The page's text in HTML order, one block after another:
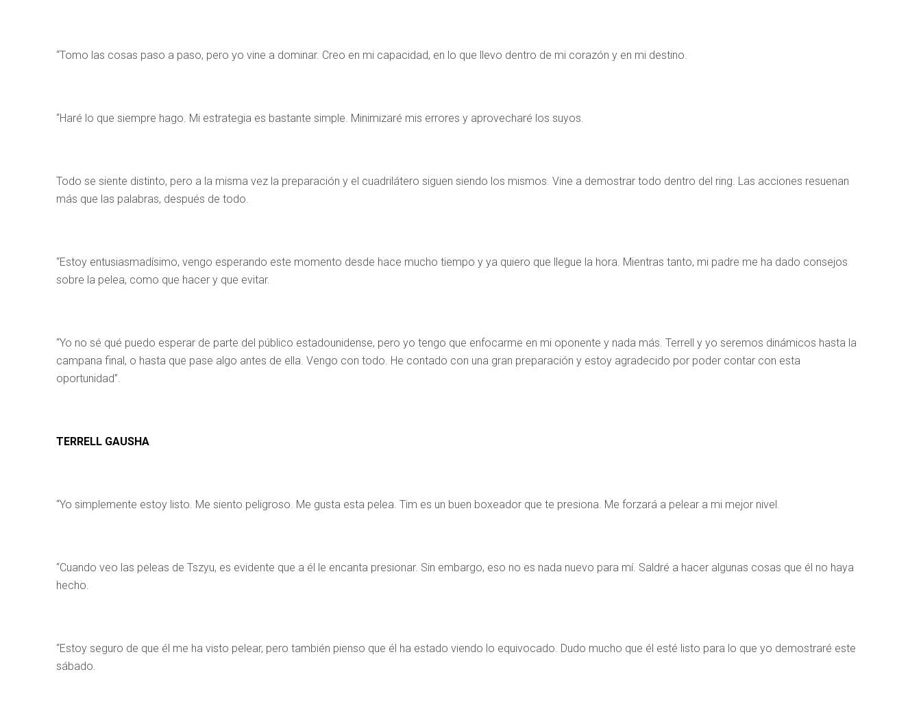
“Tomo las cosas paso a paso, pero yo vine a dominar. Creo en mi capacidad, en lo que llevo dentro de mi corazón y en mi destino.
“Haré lo que siempre hago. Mi estrategia es bastante simple. Minimizaré mis errores y aprovecharé los suyos.
Todo se siente distinto, pero a la misma vez la preparación y el cuadrilátero siguen siendo los mismos. Vine a demostrar todo dentro del ring. Las acciones resuenan
más que las palabras, después de todo.
“Estoy entusiasmadísimo, vengo esperando este momento desde hace mucho tiempo y ya quiero que llegue la hora. Mientras tanto, mi padre me ha dado consejos
sobre la pelea, como que hacer y que evitar.
“Yo no sé qué puedo esperar de parte del público estadounidense, pero yo tengo que enfocarme en mi oponente y nada más. Terrell y yo seremos dinámicos hasta la
campana final, o hasta que pase algo antes de ella. Vengo con todo. He contado con una gran preparación y estoy agradecido por poder contar con esta
oportunidad”.
TERRELL GAUSHA
“Yo simplemente estoy listo. Me siento peligroso. Me gusta esta pelea. Tim es un buen boxeador que te presiona. Me forzará a pelear a mi mejor nivel.
“Cuando veo las peleas de Tszyu, es evidente que a él le encanta presionar. Sin embargo, eso no es nada nuevo para mí. Saldré a hacer algunas cosas que él no haya
hecho.
“Estoy seguro de que él me ha visto pelear, pero también pienso que él ha estado viendo lo equivocado. Dudo mucho que él esté listo para lo que yo demostraré este
sábado.